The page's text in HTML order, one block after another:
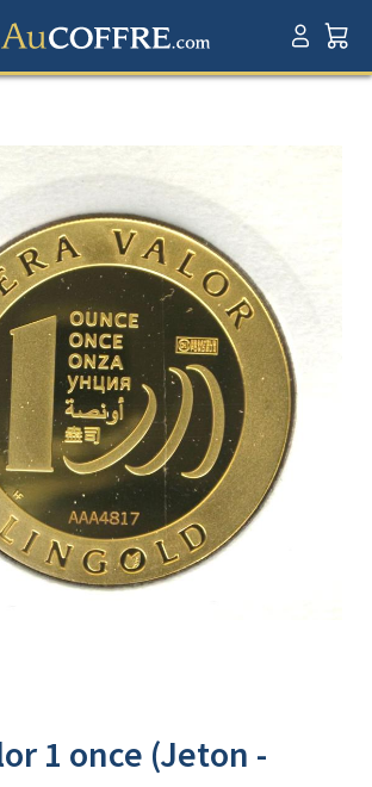
1 once (Jeton -